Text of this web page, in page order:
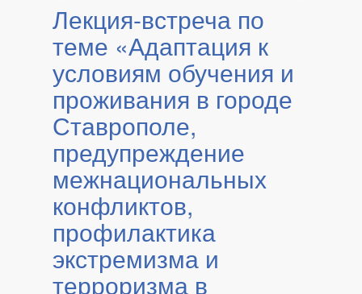
Лекция-встреча по
теме «Адаптация к
условиям обучения и
проживания в городе
Ставрополе,
предупреждение
межнациональных
конфликтов,
профилактика
экстремизма и
терроризма в